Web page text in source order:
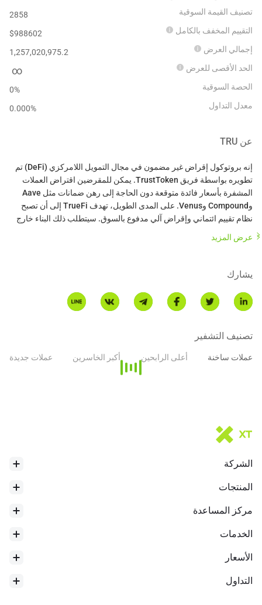
تصنيف القيمة السوقية
2858
التقييم المخفف بالكامل
$988602
إجمالي العرض
1,257,020,975.2
الحد الأقصى للعرض
∞
الحصة السوقية
0%
معدل التداول
0.000%
عن TRU
إنه بروتوكول إقراض غير مضمون في مجال التمويل اللامركزي (DeFi) تم
تطويره بواسطة فريق TrustToken. يمكن للمقرضين اقتراض العملات
المشفرة بأسعار فائدة متوقعة دون الحاجة إلى رهن ضمانات مثل Aave
وCompound وVenus. على المدى الطويل، تهدف TrueFi إلى أن تصبح
نظام تقييم ائتماني وإقراض آلي مدفوع بالسوق. سيتطلب ذلك البناء خارج
مقترضين جدد خارج قائمة الموافقة المسبقة والموافقة على أنواع قروض
* هذه المقدمة تم إنشاؤها بواسطة ترجمة الذكاء الاصطناعي وهي للرجوع
إليها فقط.
عرض المزيد
يشارك
تصنيف التشفير
عملات ساخنة أعلى الرابحين أكبر الخاسرين عملات جديدة
الشركة
المنتجات
مركز المساعدة
الخدمات
الأسعار
التداول